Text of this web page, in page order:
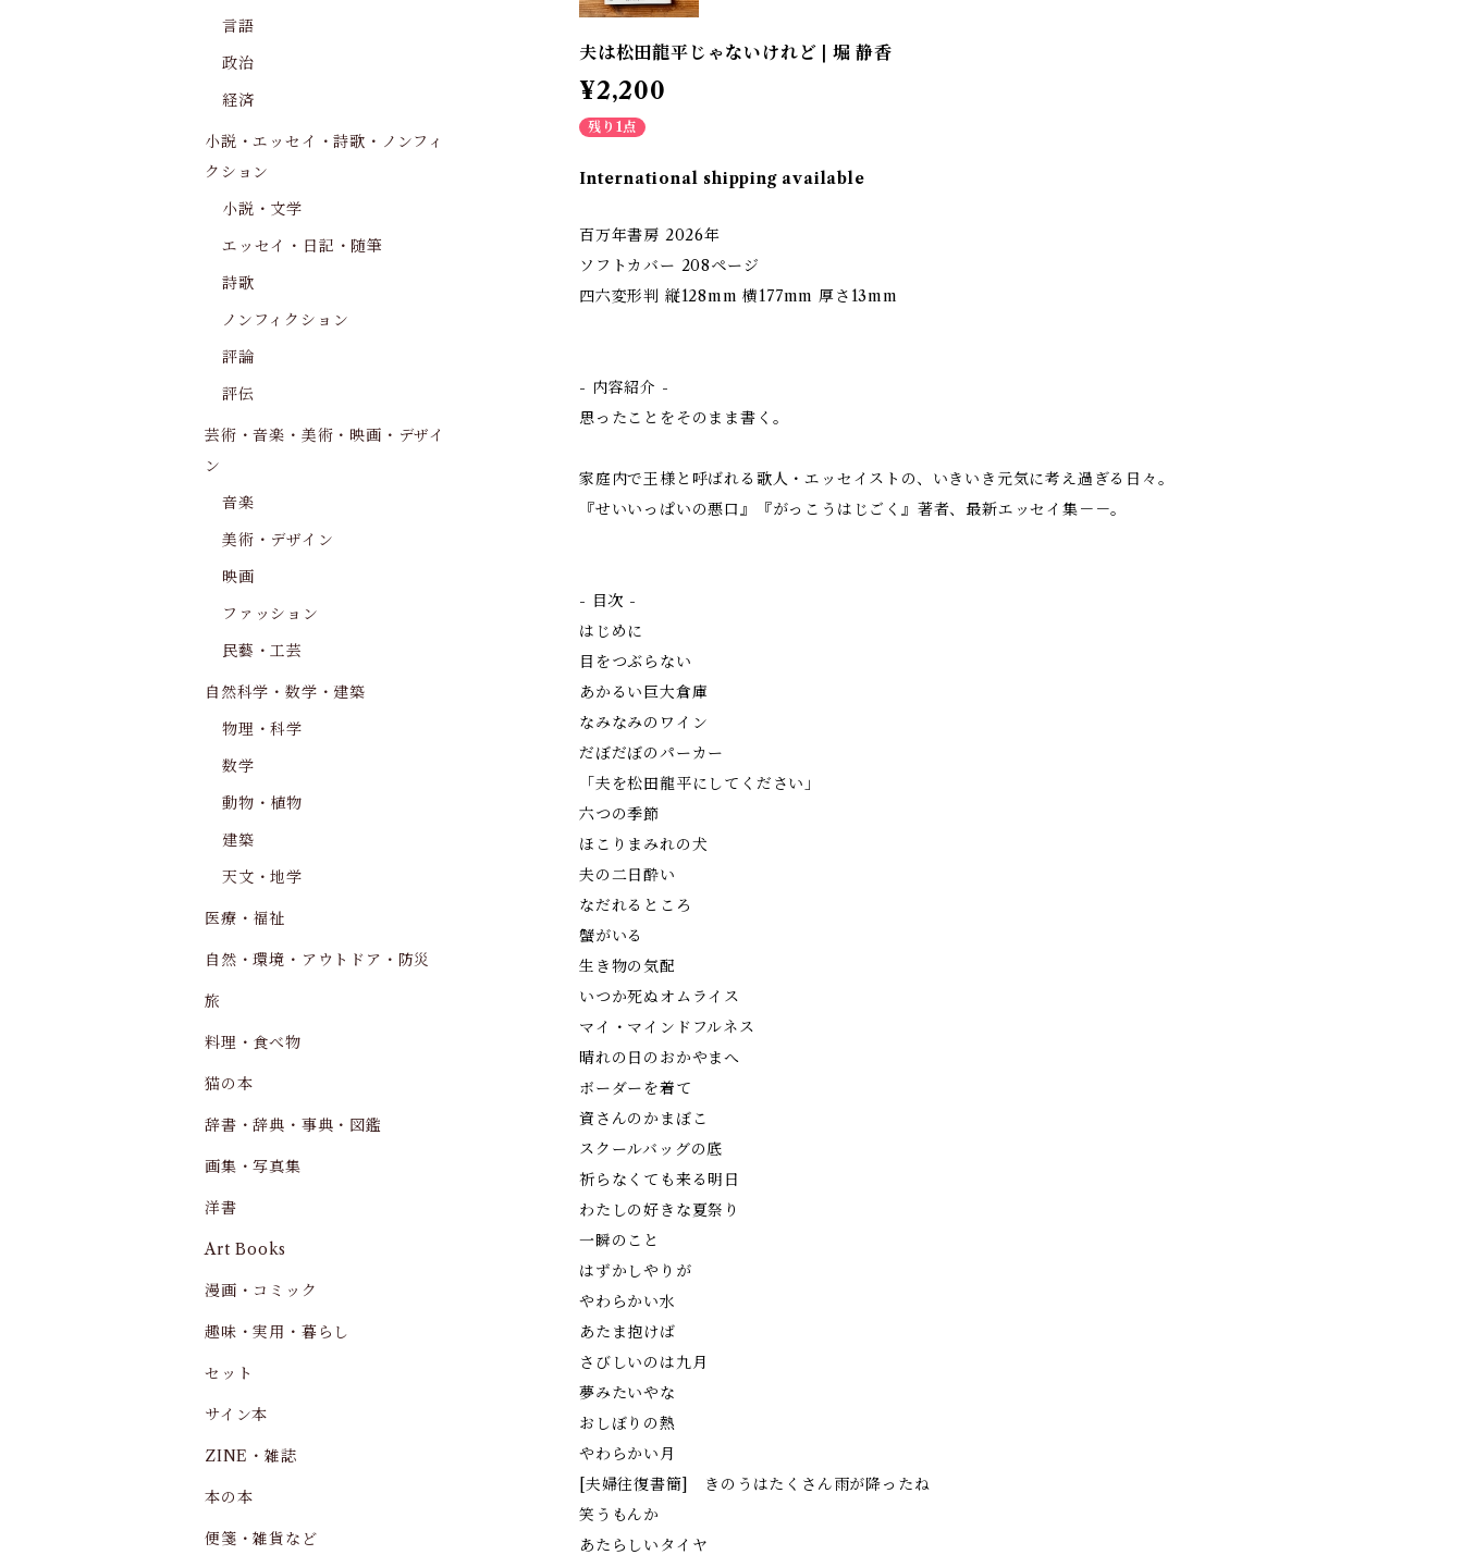
夫は松田龍平じゃないけれど | 堀 静香
¥2,200
残り1点
International shipping available
百万年書房 2026年
ソフトカバー 208ページ
四六変形判 縦128mm 横177mm 厚さ13mm
- 内容紹介 -
思ったことをそのまま書く。
家庭内で王様と呼ばれる歌人・エッセイストの、いきいき元気に考え過ぎる日々。
『せいいっぱいの悪口』『がっこうはじごく』著者、最新エッセイ集－－。
- 目次 -
はじめに
目をつぶらない
あかるい巨大倉庫
なみなみのワイン
だぼだぼのパーカー
「夫を松田龍平にしてください」
六つの季節
ほこりまみれの犬
夫の二日酔い
なだれるところ
蟹がいる
生き物の気配
いつか死ぬオムライス
マイ・マインドフルネス
晴れの日のおかやまへ
ボーダーを着て
資さんのかまぼこ
スクールバッグの底
祈らなくても来る明日
わたしの好きな夏祭り
一瞬のこと
はずかしやりが
やわらかい水
あたま抱けば
さびしいのは九月
夢みたいやな
おしぼりの熱
やわらかい月
[夫婦往復書簡] きのうはたくさん雨が降ったね
笑うもんか
あたらしいタイヤ
言語
政治
経済
小説・エッセイ・詩歌・ノンフィ
クション
小説・文学
エッセイ・日記・随筆
詩歌
ノンフィクション
評論
評伝
芸術・音楽・美術・映画・デザイ
ン
音楽
美術・デザイン
映画
ファッション
民藝・工芸
自然科学・数学・建築
物理・科学
数学
動物・植物
建築
天文・地学
医療・福祉
自然・環境・アウトドア・防災
旅
料理・食べ物
猫の本
辞書・辞典・事典・図鑑
画集・写真集
洋書
Art Books
漫画・コミック
趣味・実用・暮らし
セット
サイン本
ZINE・雑誌
本の本
便箋・雑貨など